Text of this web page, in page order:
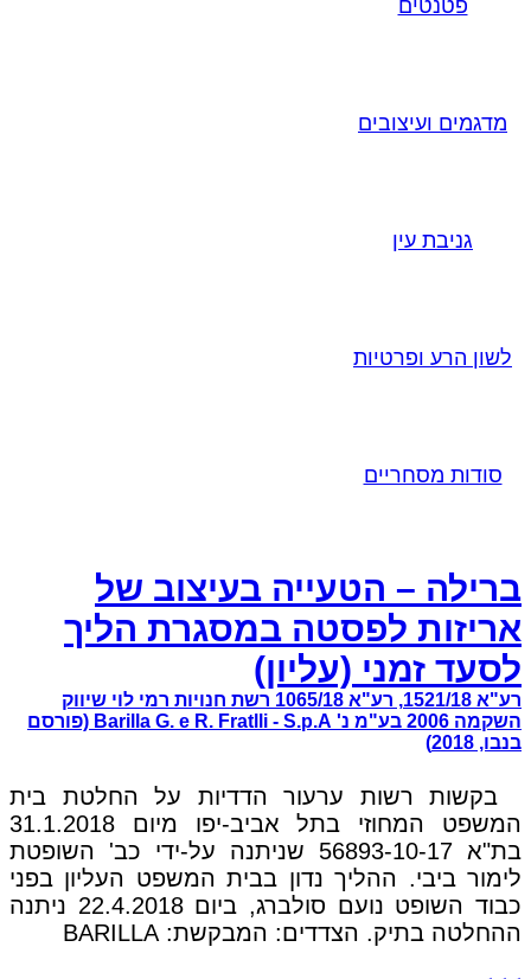
פטנטים
מדגמים ועיצובים
גניבת עין
לשון הרע ופרטיות
סודות מסחריים
ברילה – הטעייה בעיצוב של
אריזות לפסטה במסגרת הליך
לסעד זמני (עליון)
רע"א 1521/18, רע"א 1065/18 רשת חנויות רמי לוי שיווק
השקמה 2006 בע"מ נ' Barilla G. e R. Fratlli - S.p.A (פורסם
בנבו, 2018)
בקשות רשות ערעור הדדיות על החלטת בית
המשפט המחוזי בתל אביב-יפו מיום 31.1.2018
בת"א 56893-10-17 שניתנה על-ידי כב' השופטת
לימור ביבי. ההליך נדון בבית המשפט העליון בפני
כבוד השופט נועם סולברג, ביום 22.4.2018 ניתנה
ההחלטה בתיק. הצדדים: המבקשת: BARILLA